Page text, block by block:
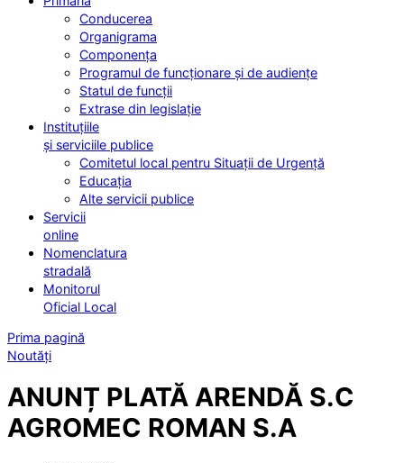
Conducerea
Organigrama
Componența
Programul de funcționare și de audiențe
Statul de funcții
Extrase din legislație
Instituțiile
și serviciile publice
Comitetul local pentru Situații de Urgență
Educația
Alte servicii publice
Servicii
online
Nomenclatura
stradală
Monitorul
Oficial Local
Prima pagină
Noutăți
ANUNȚ PLATĂ ARENDĂ S.C
AGROMEC ROMAN S.A